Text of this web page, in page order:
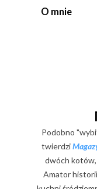
O mnie
Podobno
twierdzi
dwóch
Amator